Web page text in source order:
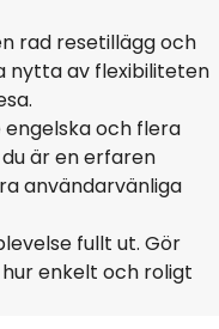
rad resetillägg och
nytta av flexibiliteten
och flera
är en erfaren
användarvänliga
fullt ut. Gör
enkelt och roligt